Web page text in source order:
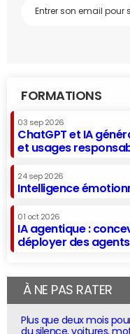
FORMATIONS
03 sep 2026
ChatGPT et IA
et usages
24 sep 2026
Intelligence
01 oct 2026
IA agentique :
déployer des
À NE PAS RATER
Plus que deux mois
du silence, voitures,